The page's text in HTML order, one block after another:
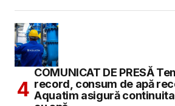
COMUNICAT DE PRESĂ
record, consum de apă
Aquatim asigură